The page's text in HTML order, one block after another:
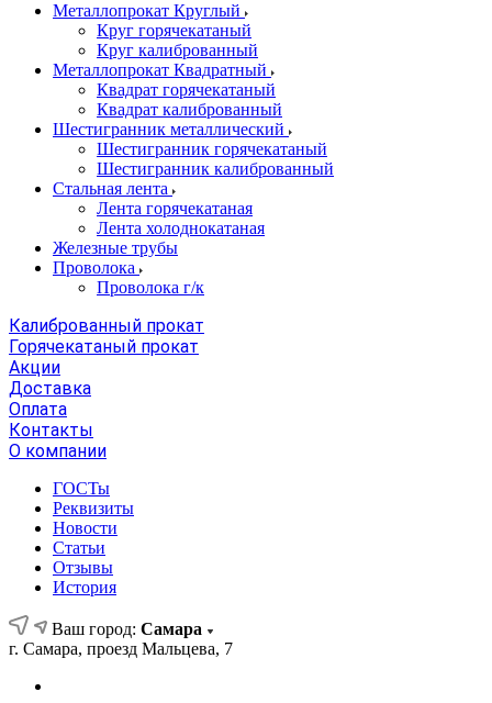
Металлопрокат Круглый
Круг горячекатаный
Круг калиброванный
Металлопрокат Квадратный
Квадрат горячекатаный
Квадрат калиброванный
Шестигранник металлический
Шестигранник горячекатаный
Шестигранник калиброванный
Стальная лента
Лента горячекатаная
Лента холоднокатаная
Железные трубы
Проволока
Проволока г/к
Калиброванный прокат
Горячекатаный прокат
Акции
Доставка
Оплата
Контакты
О компании
ГОСТы
Реквизиты
Новости
Статьи
Отзывы
История
Ваш город: Самара
г. Самара, проезд Мальцева, 7